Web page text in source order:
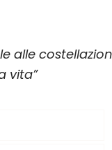
alle
vita”